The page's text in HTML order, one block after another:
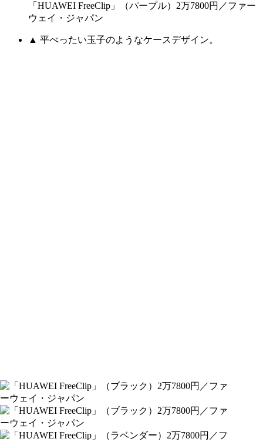
「HUAWEI FreeClip」（パープル）2万7800円／ファー
ウェイ・ジャパン
▲ 平べったい玉子のようなケースデザイン。